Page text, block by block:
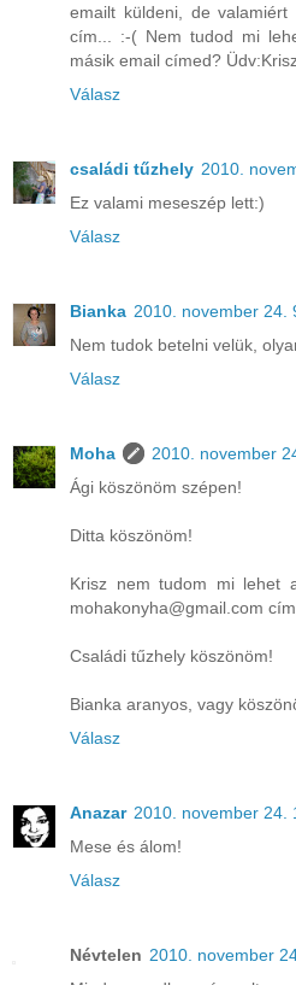
emailt küldeni, de
cím... :-( Nem tudod mi
másik email címed?
Válasz
családi tűzhely 2010.
Ez valami meseszép lett:)
Válasz
Bianka 2010. november 24.
Nem tudok betelni velük,
Válasz
Moha
2010. november
Ági köszönöm szépen!
Ditta köszönöm!
Krisz nem tudom mi lehet
mohakonyha@gmail.com
Családi tűzhely köszönöm!
Bianka aranyos, vagy
Válasz
Anazar 2010. november 24.
Mese és álom!
Válasz
Névtelen 2010. november